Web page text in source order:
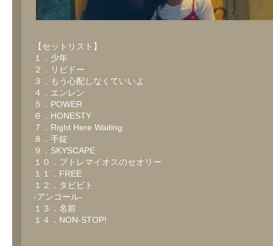
【セットリスト】
１．少年
２．リビドー
３．もう心配しなくていいよ
４．エンレン
５．POWER
６．HONESTY
７．Right Here Waiting
８．手錠
９．SKYSCAPE
１０．プトレマイオスのセオリー
１１．FREE
１２．タビビト
-アンコール-
１３．名前
１４．NON-STOP!